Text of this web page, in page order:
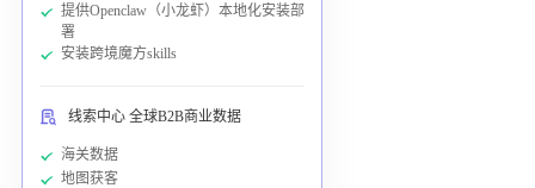
提供Openclaw（小龙虾）本地化安装部
署
安装跨境魔方skills
线索中心 全球B2B商业数据
海关数据
地图获客